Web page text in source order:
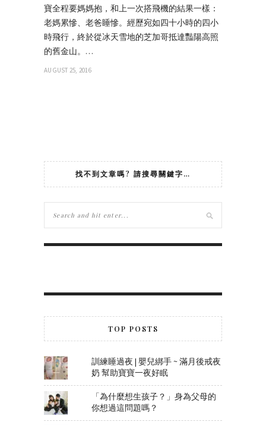
寶全程要媽媽抱，和上一次搭飛機的結果一樣：
老媽累慘、老爸睡慘。經歷宛如四十小時的四小
時飛行，終於從冰天雪地的芝加哥抵達豔陽高照
的舊金山。…
AUGUST 25, 2016
找不到文章嗎? 請搜尋關鍵字…
TOP POSTS
訓練睡過夜 | 嬰兒綁手 ~ 滿月後戒夜
奶 幫助寶寶一夜好眠
「為什麼想生孩子？」身為父母的
你想過這問題嗎？